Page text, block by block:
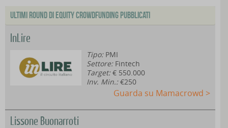
Ultimi Round di Equity Crowdfunding Pubblicati
InLire
Tipo: PMI
Settore: Fintech
Target:€ 550.000
Inv. Min.:€250
Guarda su Mamacrowd >
Lissone Buonarroti